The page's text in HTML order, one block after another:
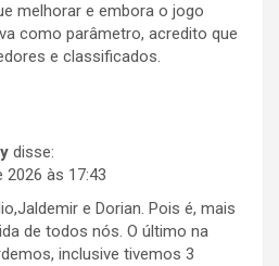
melhorar e embora o jogo
como parâmetro, acredito que
e classificados.
disse:
2026 às 17:43
e Dorian. Pois é, mais
de todos nós. O último na
inclusive tivemos 3